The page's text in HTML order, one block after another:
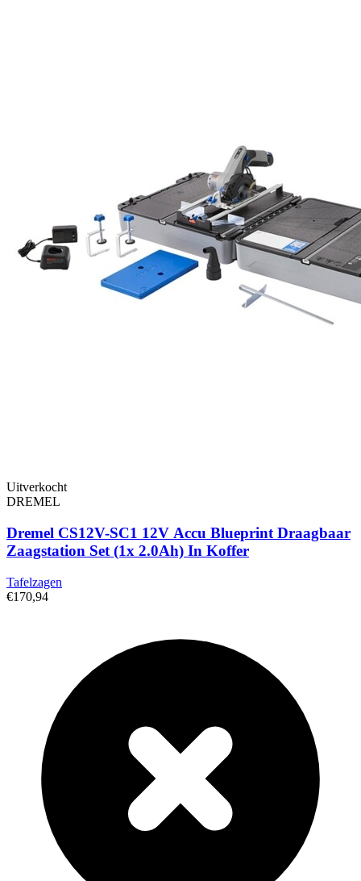
Uitverkocht
DREMEL
Dremel CS12V-SC1 12V Accu Blueprint Draagbaar
Zaagstation Set (1x 2.0Ah) In Koffer
Tafelzagen
€170,94